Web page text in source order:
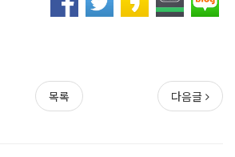
목록 다음글